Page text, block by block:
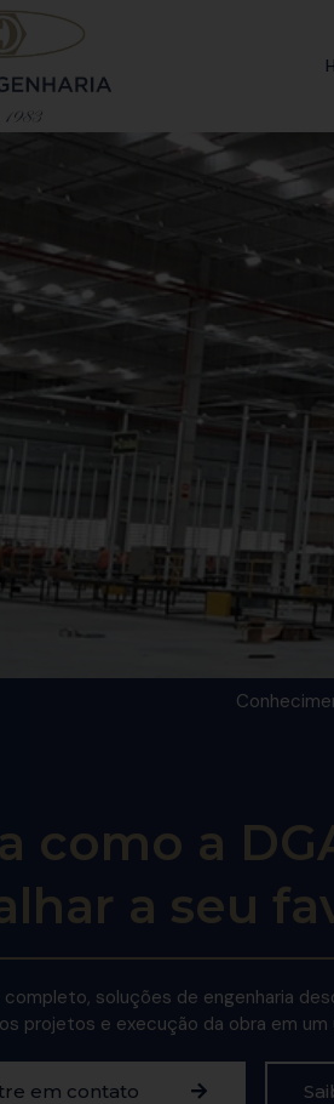
como a
a seu
soluções de engenharia
projetos e execução da obra em
em contato